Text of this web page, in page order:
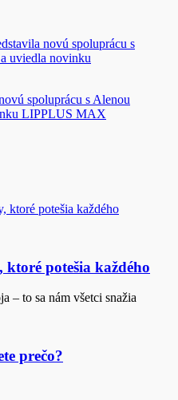
spoluprácu s Alenou
LIPPLUS MAX
potešia každého
– to sa nám všetci snažia
prečo?